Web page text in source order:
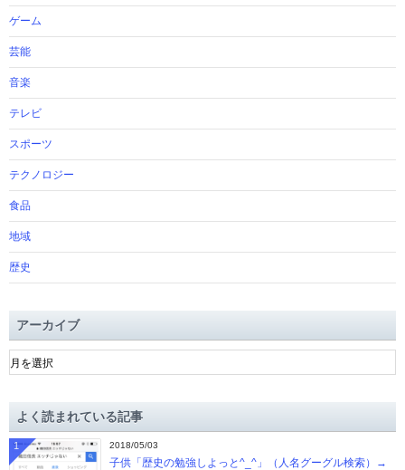
ゲーム
芸能
音楽
テレビ
スポーツ
テクノロジー
食品
地域
歴史
アーカイブ
ア
ー
ブよく読まれている記事
2018/05/03
子供「歴史の勉強しよっと^_^」（人名グーグル検索）→
1